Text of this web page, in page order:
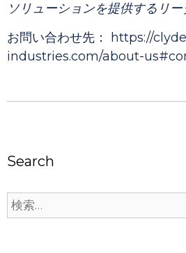
ソリューションを提供するリー
お問い合わせ先：
https://
industries.com/about-
Search
検
索: